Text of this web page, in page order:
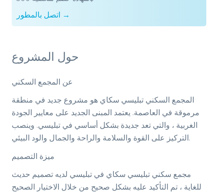
اتصل بالمطور →
حول المشروع
عن المجمع السكني
المجمع السكني تبليسي سكاي هو مشروع جديد في منطقة
مرموقة في العاصمة. يعتمد المبنى الجديد على معايير الجودة
الغربية ، والتي تعد جديدة بشكل أساسي في تبليسي. وينصب
التركيز على القوة والسلامة والراحة والجمال والود البيئي.
ميزة التصميم
مجمع سكني تبليسي سكاي في تبليسي لديه تصميم حديث
للغاية ، تم التأكيد عليه بشكل صحيح من خلال الاختيار الصحيح